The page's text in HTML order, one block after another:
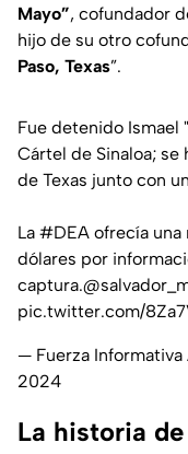
Mayo”, cofundador
hijo de su otro
Paso, Texas”.
Fue detenido Ismael
Cártel de Sinaloa;
de Texas junto con
La #DEA ofrecía una
dólares por
captura.
pic.twitter.com/
— Fuerza
2024
La historia